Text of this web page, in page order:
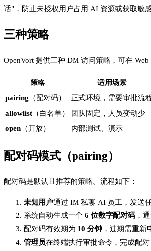
话"，防止未授权用户占用 AI 资源或获取敏感
三种策略
OpenVort 提供三种 DM 访问策略，可在 Web
策略 适用场景
pairing （配对码） 正式环境，需要审批流
allowlist （白名单） 团队固定，人员变动少
open （开放） 内部测试、演示
配对码模式（pairing）
配对码是默认且推荐的策略。流程如下：
未知用户通过 IM 私聊 AI 员工，发送
系统自动生成一个 6 位数字配对码 ，
配对码有效期为 10 分钟 ，过期需重新
管理员在终端执行审批命令，完成配对